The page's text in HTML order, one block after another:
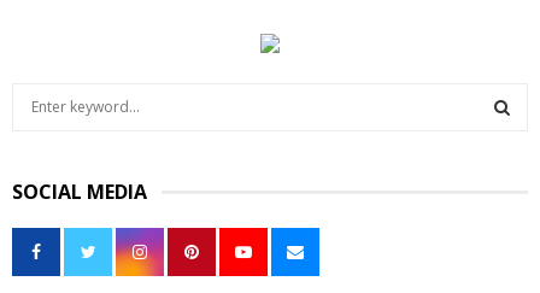
c
h
o
SOCIAL MEDIA